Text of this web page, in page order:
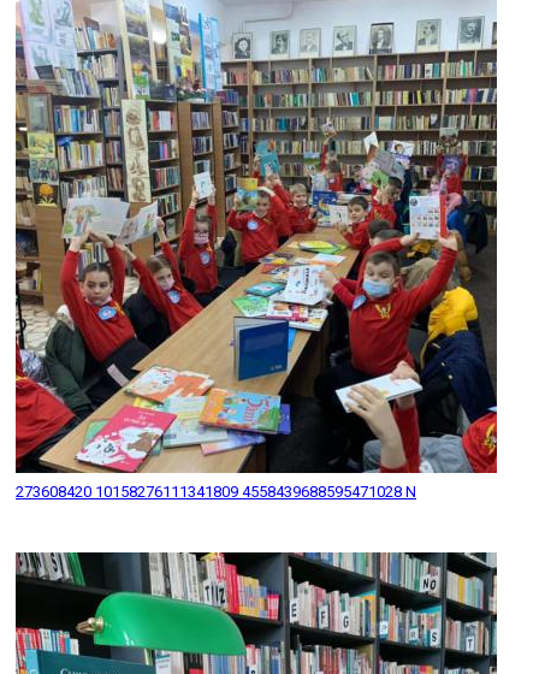
273608420 10158276111341809 4558439688595471028 N